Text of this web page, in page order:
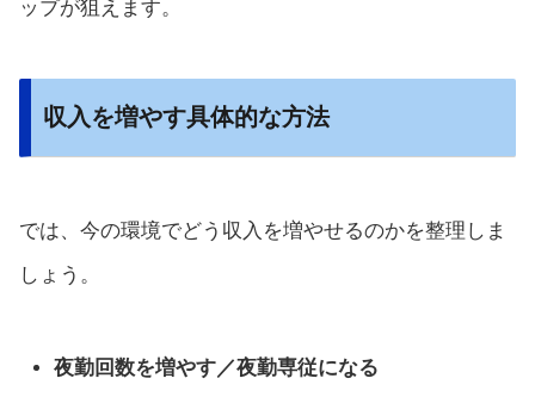
ップが狙えます。
収入を増やす具体的な方法
では、今の環境でどう収入を増やせるのかを整理しま
しょう。
夜勤回数を増やす／夜勤専従になる